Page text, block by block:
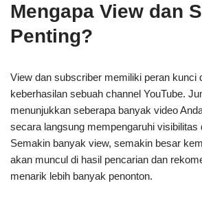
Mengapa View dan
Penting?
View dan subscriber memiliki peran kunci
keberhasilan sebuah channel YouTube.
menunjukkan seberapa banyak video
secara langsung mempengaruhi visibilitas
Semakin banyak view, semakin besar
akan muncul di hasil pencarian dan
menarik lebih banyak penonton.